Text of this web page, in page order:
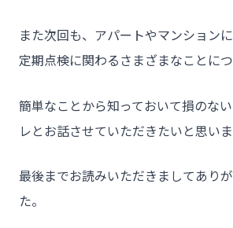
また次回も、アパートやマンション
定期点検に関わるさまざまなことにつ
簡単なことから知っておいて損のな
レとお話させていただきたいと思いま
最後までお読みいただきましてあり
た。